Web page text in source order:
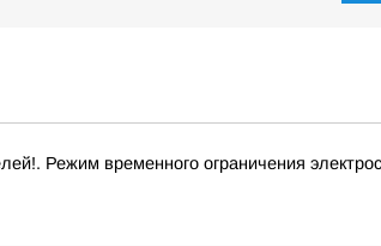
Режим временного ограничения